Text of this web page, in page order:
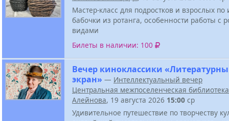
Мастер-класс для подростков и взрослых по
бабочки из ротанга, особенности работы с
видами
Билеты в наличии: 100
Вечер киноклассики
экран» — Интеллектуальный вечер
Центральная межпоселенческая
Алейнова, 19 августа 2026 15:00 ср
Удивительное путешествие по творчеству